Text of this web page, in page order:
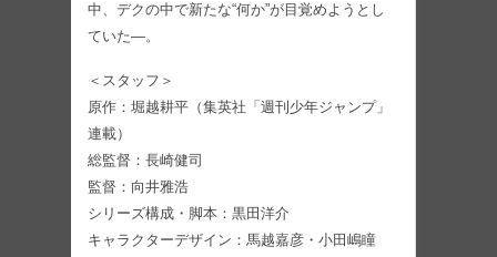
中、デクの中で新たな“何か”が目覚めようとし
ていた―。
＜スタッフ＞
原作：堀越耕平（集英社「週刊少年ジャンプ」
連載）
総監督：長崎健司
監督：向井雅浩
シリーズ構成・脚本：黒田洋介
キャラクターデザイン：馬越嘉彦・小田嶋瞳